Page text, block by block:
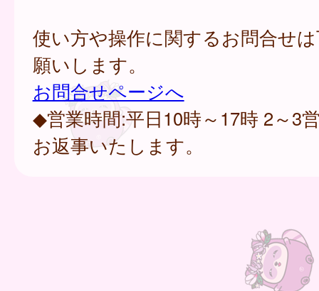
使い方や操作に関するお問合せ
願いします。
お問合せページへ
◆営業時間:平日10時～17時 2～3
お返事いたします。